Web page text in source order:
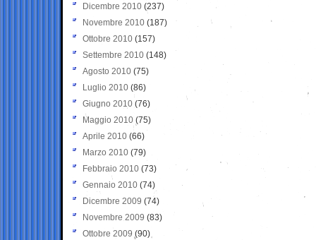
Dicembre 2010 (237)
Novembre 2010 (187)
Ottobre 2010 (157)
Settembre 2010 (148)
Agosto 2010 (75)
Luglio 2010 (86)
Giugno 2010 (76)
Maggio 2010 (75)
Aprile 2010 (66)
Marzo 2010 (79)
Febbraio 2010 (73)
Gennaio 2010 (74)
Dicembre 2009 (74)
Novembre 2009 (83)
Ottobre 2009 (90)